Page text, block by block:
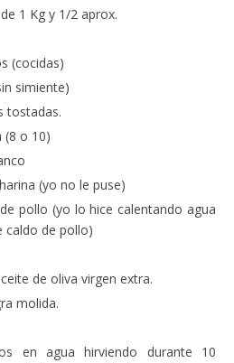
1 Kg y 1/2 aprox.
(cocidas)
simiente)
tostadas.
(8 o 10)
(yo no le puse)
pollo (yo lo hice calentando agua
caldo de pollo)
de oliva virgen extra.
molida.
en agua hirviendo durante 10